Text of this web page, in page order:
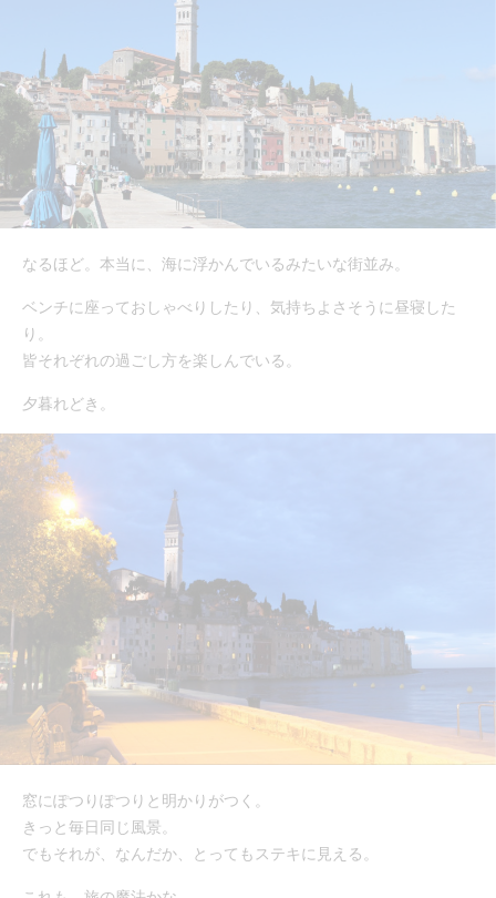
なるほど。本当に、海に浮かんでいるみたいな街並み。
ベンチに座っておしゃべりしたり、気持ちよさそうに昼寝した
り。
皆それぞれの過ごし方を楽しんでいる。
夕暮れどき。
窓にぽつりぽつりと明かりがつく。
きっと毎日同じ風景。
でもそれが、なんだか、とってもステキに見える。